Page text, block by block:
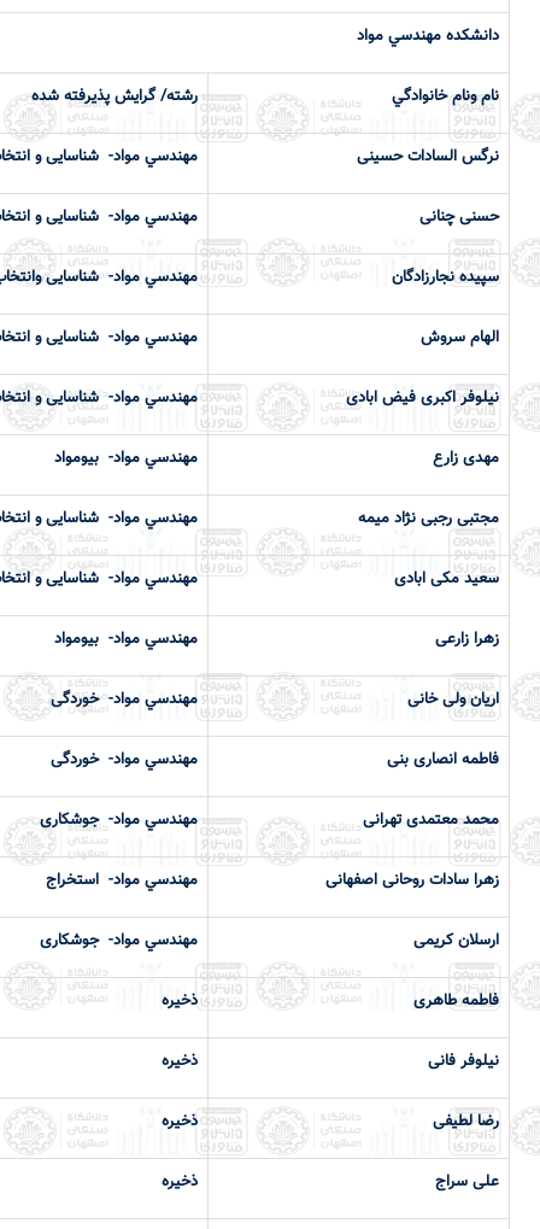
دانشكده مهندسي مواد
نام ونام خانوادگي رشته/ گرایش پذیرفته شده
نرگس السادات حسینی مهندسي مواد- شناسایی و
حسنی چنانی مهندسي مواد- شناسایی و
سپیده نجارزادگان مهندسي مواد- شناسایی
الهام سروش مهندسي مواد- شناسایی و
نیلوفر اکبری فیض ابادی مهندسي مواد- شناسایی و
مهدی زارع مهندسي مواد- بیومواد
مجتبی رجبی نژاد میمه مهندسي مواد- شناسایی و
سعید مکی ابادی مهندسي مواد- شناسایی و
زهرا زارعی مهندسي مواد- بیومواد
اریان ولی خانی مهندسي مواد- خوردگی
فاطمه انصاری بنی مهندسي مواد- خوردگی
محمد معتمدی تهرانی مهندسي مواد- جوشكاری
زهرا سادات روحانی اصفهانی مهندسي مواد- استخراج
ارسلان کریمی مهندسي مواد- جوشکاری
فاطمه طاهری ذخیره
نیلوفر فانی ذخیره
رضا لطیفی ذخیره
علی سراج ذخیره